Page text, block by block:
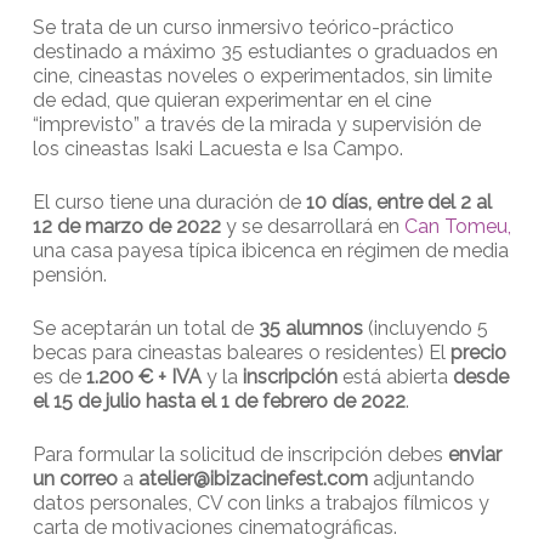
Se trata de un curso inmersivo teórico-práctico
destinado a máximo 35 estudiantes o graduados en
cine, cineastas noveles o experimentados, sin limite
de edad, que quieran experimentar en el cine
“imprevisto” a través de la mirada y supervisión de
los cineastas Isaki Lacuesta e Isa Campo.
El curso tiene una duración de 10 días, entre del 2 al
12 de marzo de 2022 y se desarrollará en Can Tomeu,
una casa payesa típica ibicenca en régimen de media
pensión.
Se aceptarán un total de 35 alumnos(incluyendo 5
becas para cineastas baleares o residentes) El precio
es de 1.200 € + IVA y la inscripción está abierta desde
el 15 de julio hasta el 1 de febrero de 2022.
Para formular la solicitud de inscripción debes enviar
un correoa atelier@ibizacinefest.comadjuntando
datos personales, CV con links a trabajos fílmicos y
carta de motivaciones cinematográficas.